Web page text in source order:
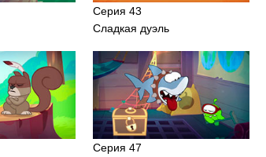
Серия 43
Сладкая дуэль
Серия 47